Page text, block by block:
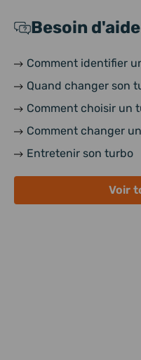
Besoin
Comment identifier
Quand changer son
Comment choisir un
Comment changer
Entretenir son turbo
Voir